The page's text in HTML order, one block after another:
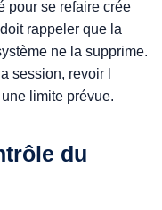
pour se refaire crée
rappeler que la
ne la supprime.
session, revoir l
limite prévue.
du